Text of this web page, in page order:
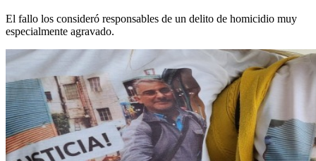
El fallo los consideró responsables de un delito de homicidio muy
especialmente agravado.